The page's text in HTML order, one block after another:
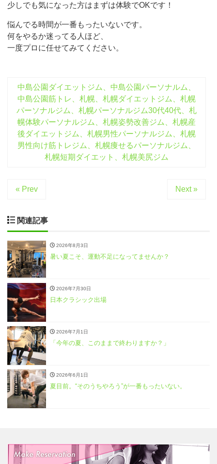
少しでも気になった方はまずは体験でOKです！
悩んでる時間が一番もったいないです。
何をやるか迷ってる人ほど、
一度プロに任せてみてください。
中島公園ダイエットジム、中島公園パーソナルム、
中島公園筋トレ、札幌、札幌ダイエットジム、札幌
パーソナルジム、札幌パーソナルジム30代40代、札
幌体験パーソナルジム、札幌姿勢改善ジム、札幌産
後ダイエットジム、札幌男性パーソナルジム、札幌
男性向け筋トレジム、札幌痩せるパーソナルジム、
札幌短期ダイエット、札幌美尻ジム
« Prev Next »
関連記事
2026年8月3日
暑い夏こそ、運動不足になってませんか？
2026年7月30日
日本クラシック出場
2026年7月1日
「今年の夏、このままで終わりますか？」
2026年6月1日
夏目前。“そのうちやろう”が一番もったいない。